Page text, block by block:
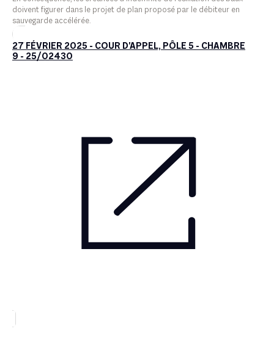
doivent figurer dans le projet de plan proposé par le débiteur en
sauvegarde accélérée.
27 FÉVRIER 2025 - COUR D'APPEL, PÔLE 5 - CHAMBRE
9 - 25/02430